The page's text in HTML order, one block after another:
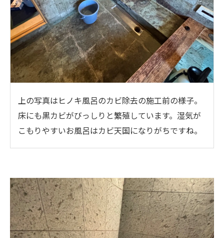
上の写真はヒノキ風呂のカビ除去の施工前の様子。
床にも黒カビがびっしりと繁殖しています。湿気が
こもりやすいお風呂はカビ天国になりがちですね。